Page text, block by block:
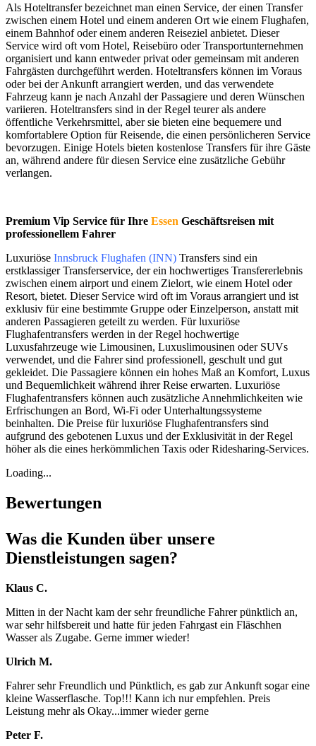
Als Hoteltransfer bezeichnet man einen Service, der einen Transfer
zwischen einem Hotel und einem anderen Ort wie einem Flughafen,
einem Bahnhof oder einem anderen Reiseziel anbietet. Dieser
Service wird oft vom Hotel, Reisebüro oder Transportunternehmen
organisiert und kann entweder privat oder gemeinsam mit anderen
Fahrgästen durchgeführt werden. Hoteltransfers können im Voraus
oder bei der Ankunft arrangiert werden, und das verwendete
Fahrzeug kann je nach Anzahl der Passagiere und deren Wünschen
variieren. Hoteltransfers sind in der Regel teurer als andere
öffentliche Verkehrsmittel, aber sie bieten eine bequemere und
komfortablere Option für Reisende, die einen persönlicheren Service
bevorzugen. Einige Hotels bieten kostenlose Transfers für ihre Gäste
an, während andere für diesen Service eine zusätzliche Gebühr
verlangen.
Premium Vip Service für Ihre Essen Geschäftsreisen mit
professionellem Fahrer
Luxuriöse Innsbruck Flughafen (INN) Transfers sind ein
erstklassiger Transferservice, der ein hochwertiges Transfererlebnis
zwischen einem airport und einem Zielort, wie einem Hotel oder
Resort, bietet. Dieser Service wird oft im Voraus arrangiert und ist
exklusiv für eine bestimmte Gruppe oder Einzelperson, anstatt mit
anderen Passagieren geteilt zu werden. Für luxuriöse
Flughafentransfers werden in der Regel hochwertige
Luxusfahrzeuge wie Limousinen, Luxuslimousinen oder SUVs
verwendet, und die Fahrer sind professionell, geschult und gut
gekleidet. Die Passagiere können ein hohes Maß an Komfort, Luxus
und Bequemlichkeit während ihrer Reise erwarten. Luxuriöse
Flughafentransfers können auch zusätzliche Annehmlichkeiten wie
Erfrischungen an Bord, Wi-Fi oder Unterhaltungssysteme
beinhalten. Die Preise für luxuriöse Flughafentransfers sind
aufgrund des gebotenen Luxus und der Exklusivität in der Regel
höher als die eines herkömmlichen Taxis oder Ridesharing-Services.
Loading...
Bewertungen
Was die Kunden über unsere
Dienstleistungen sagen?
Klaus C.
Mitten in der Nacht kam der sehr freundliche Fahrer pünktlich an,
war sehr hilfsbereit und hatte für jeden Fahrgast ein Fläschhen
Wasser als Zugabe. Gerne immer wieder!
Ulrich M.
Fahrer sehr Freundlich und Pünktlich, es gab zur Ankunft sogar eine
kleine Wasserflasche. Top!!! Kann ich nur empfehlen. Preis
Leistung mehr als Okay...immer wieder gerne
Peter F.